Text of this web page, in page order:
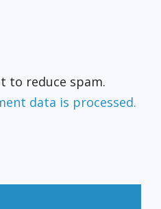
to reduce spam.
data is processed.